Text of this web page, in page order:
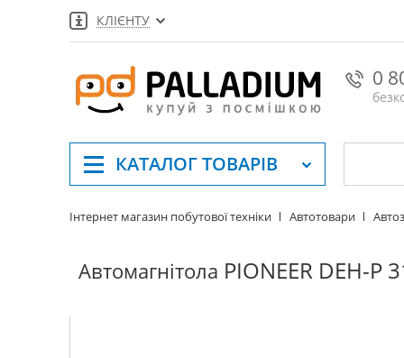
КЛІЄНТУ
0
КАТАЛОГТОВАРІВ
Інтернет магазин побутової техніки Автотовари
Автомагнітола PIONEER DEH-P